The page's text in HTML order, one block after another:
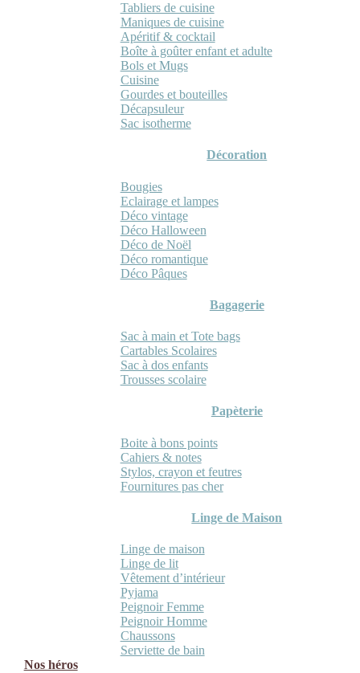
Tabliers de cuisine
Maniques de cuisine
Apéritif & cocktail
Boîte à goûter enfant et adulte
Bols et Mugs
Cuisine
Gourdes et bouteilles
Décapsuleur
Sac isotherme
Décoration
Bougies
Eclairage et lampes
Déco vintage
Déco Halloween
Déco de Noël
Déco romantique
Déco Pâques
Bagagerie
Sac à main et Tote bags
Cartables Scolaires
Sac à dos enfants
Trousses scolaire
Papèterie
Boite à bons points
Cahiers & notes
Stylos, crayon et feutres
Fournitures pas cher
Linge de Maison
Linge de maison
Linge de lit
Vêtement d’intérieur
Pyjama
Peignoir Femme
Peignoir Homme
Chaussons
Serviette de bain
Nos héros